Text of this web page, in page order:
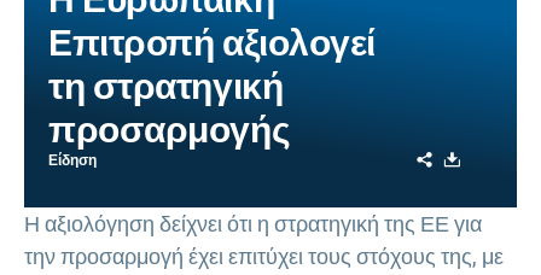
Επιτροπή αξιολογεί
τη στρατηγική
προσαρμογής
Είδηση Share
Η αξιολόγηση δείχνει ότι η στρατηγική της ΕΕ για
την προσαρμογή έχει επιτύχει τους στόχους της, με